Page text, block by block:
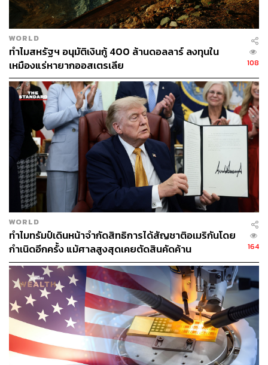
WORLD
ทำไมสหรัฐฯ อนุมัติเงินกู้ 400 ล้านดอลลาร์ ลงทุนใน
เหมืองแร่หายากออสเตรเลีย
108
WORLD
ทำไมทรัมป์เดินหน้าจำกัดสิทธิการได้สัญชาติอเมริกันโดย
กำเนิดอีกครั้ง แม้ศาลสูงสุดเคยตัดสินคัดค้าน
164